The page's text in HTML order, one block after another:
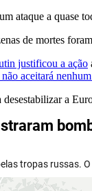
ataque a quase
de mortes
justificou a ação
aceitará
desestabilizar a